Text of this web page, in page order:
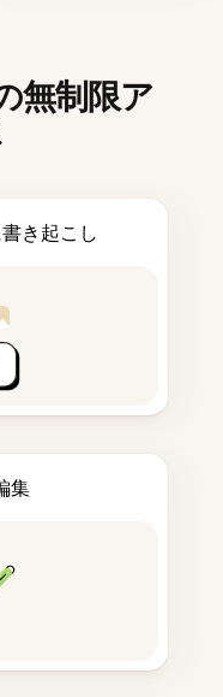
無制限ア
き起こし
集